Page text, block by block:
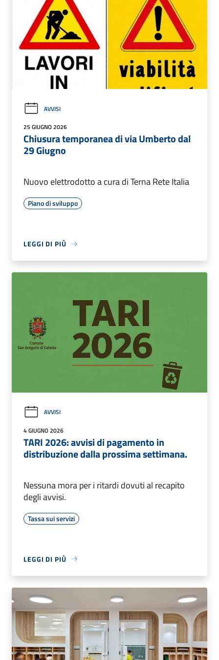
AVVISI
25 GIUGNO 2026
Chiusura temporanea di via Umberto dal
29 Giugno
Nuovo elettrodotto a cura di Terna Rete Italia
Piano di sviluppo
LEGGI DI PIÙ
AVVISI
4 GIUGNO 2026
TARI 2026: avvisi di pagamento in
distribuzione dalla prossima settimana.
Nessuna mora per i ritardi dovuti al recapito
degli avvisi.
Tassa sui servizi
LEGGI DI PIÙ